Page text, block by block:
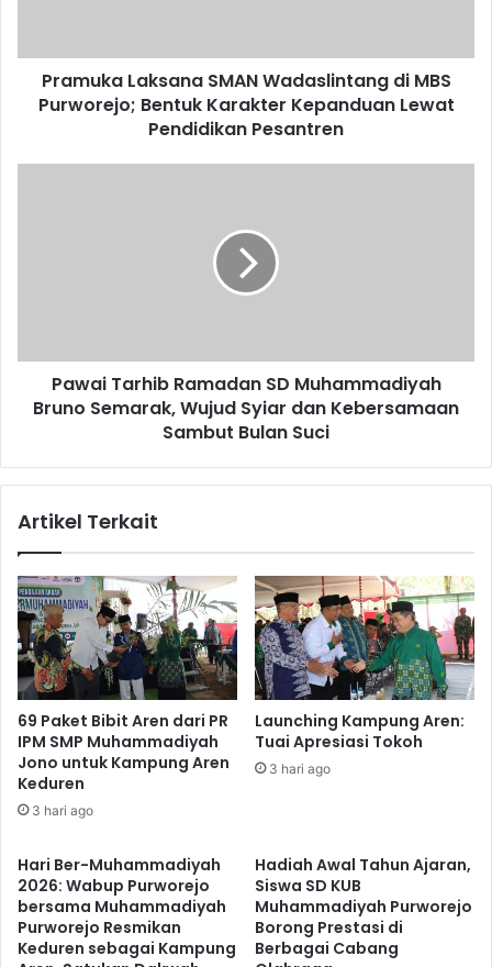
Karakter
Kepanduan
Lewat
Pramuka Laksana SMAN Wadaslintang di MBS
Purworejo; Bentuk Karakter Kepanduan Lewat
Pendidikan Pesantren
Syiar
Kebersamaan
Suci
Pawai Tarhib Ramadan SD Muhammadiyah
Bruno Semarak, Wujud Syiar dan Kebersamaan
Sambut Bulan Suci
Artikel Terkait
69 Paket Bibit Aren dari PR
IPM SMP Muhammadiyah
Jono untuk Kampung Aren
Keduren
3 hari ago
Launching Kampung Aren:
Tuai Apresiasi Tokoh
3 hari ago
Hari Ber-Muhammadiyah
2026: Wabup Purworejo
bersama Muhammadiyah
Purworejo Resmikan
Keduren sebagai Kampung
Hadiah Awal Tahun Ajaran,
Siswa SD KUB
Muhammadiyah Purworejo
Borong Prestasi di
Berbagai Cabang